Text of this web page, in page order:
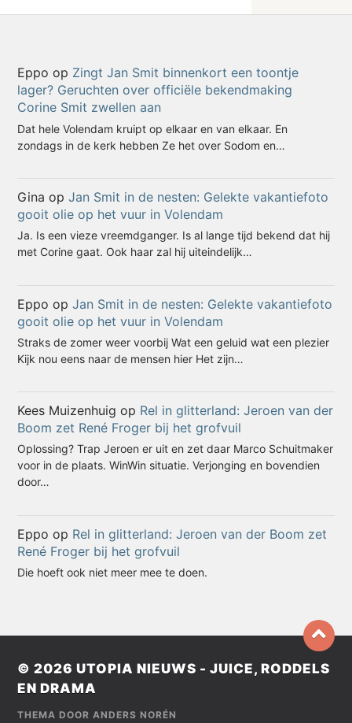
Eppo op Zingt Jan Smit binnenkort een toontje
lager? Geruchten over officiële bekendmaking
Corine Smit zwellen aan
Dat hele Volendam kruipt op elkaar en van elkaar. En
zondags in de kerk hebben Ze het over Sodom en…
Gina opJan Smit in de nesten: Gelekte vakantiefoto
gooit olie op het vuur in Volendam
Ja. Is een vieze vreemdganger. Is al lange tijd bekend dat hij
met Corine gaat. Ook haar zal hij uiteindelijk…
Eppo opJan Smit in de nesten: Gelekte vakantiefoto
gooit olie op het vuur in Volendam
Straks de zomer weer voorbij Wat een geluid wat een plezier
Kijk nou eens naar de mensen hier Het zijn…
Kees Muizenhuig op Rel in glitterland: Jeroen van der
Boom zet René Froger bij het grofvuil
Oplossing? Trap Jeroen er uit en zet daar Marco Schuitmaker
voor in de plaats. WinWin situatie. Verjonging en bovendien
door…
Eppo op Rel in glitterland: Jeroen van der Boom zet
René Froger bij het grofvuil
Die hoeft ook niet meer mee te doen.
© 2026UTOPIA NIEUWS - JUICE, RODDELS
EN DRAMA
THEMA DOOR ANDERS NORÉN